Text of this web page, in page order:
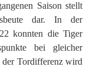
Saison stellt
dar. In der
konnten die Tiger
bei gleicher
der Tordifferenz wird